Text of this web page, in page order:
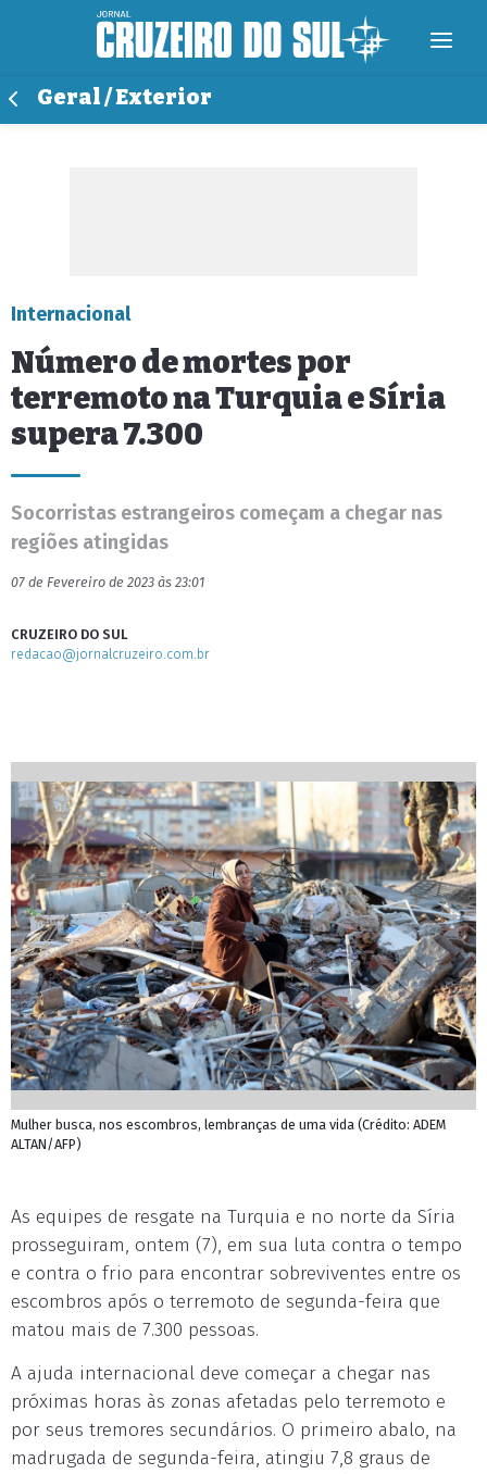
Geral / Exterior
Internacional
Número de mortes por
terremoto na Turquia e Síria
supera 7.300
Socorristas estrangeiros começam a chegar nas
regiões atingidas
07 de Fevereiro de 2023 às 23:01
CRUZEIRO DO SUL
redacao@jornalcruzeiro.com.br
Mulher busca, nos escombros, lembranças de uma vida (Crédito: ADEM
ALTAN/AFP)
As equipes de resgate na Turquia e no norte da Síria
prosseguiram, ontem (7), em sua luta contra o tempo
e contra o frio para encontrar sobreviventes entre os
escombros após o terremoto de segunda-feira que
matou mais de 7.300 pessoas.
A ajuda internacional deve começar a chegar nas
próximas horas às zonas afetadas pelo terremoto e
por seus tremores secundários. O primeiro abalo, na
madrugada de segunda-feira, atingiu 7,8 graus de